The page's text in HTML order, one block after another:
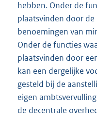
hebben. Onder de
plaatsvinden door
benoemingen van
Onder de functies
plaatsvinden door
kan een dergelijke
gesteld bij de
eigen
de decentrale